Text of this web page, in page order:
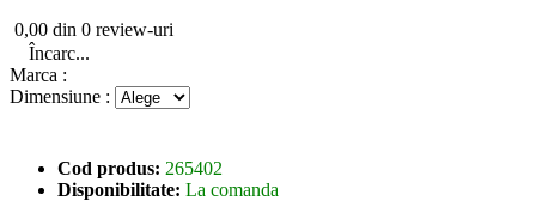
0,00 din 0 review-uri
Încarc...
Marca :
Dimensiune :
Cod produs: 265402
Disponibilitate: La comanda